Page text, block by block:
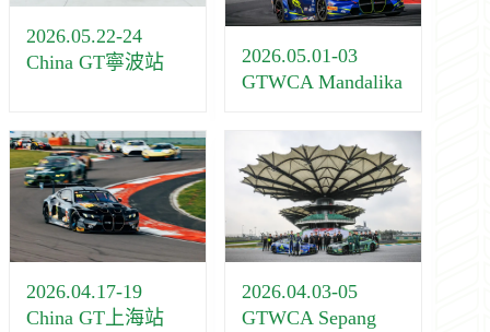
2026.05.22-24
China GT寧波站
2026.05.01-03
GTWCA Mandalika
2026.04.17-19
China GT上海站
2026.04.03-05
GTWCA Sepang